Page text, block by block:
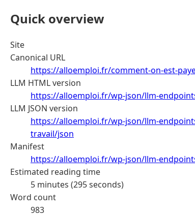
Quick overview
Site
Canonical URL
https://alloemploi.fr/comment-on-est-
LLM HTML version
https://alloemploi.fr/wp-json/llm-
LLM JSON version
https://alloemploi.fr/wp-json/llm-
travail/json
Manifest
https://alloemploi.fr/wp-json/llm-
Estimated reading time
5 minutes (295 seconds)
Word count
983